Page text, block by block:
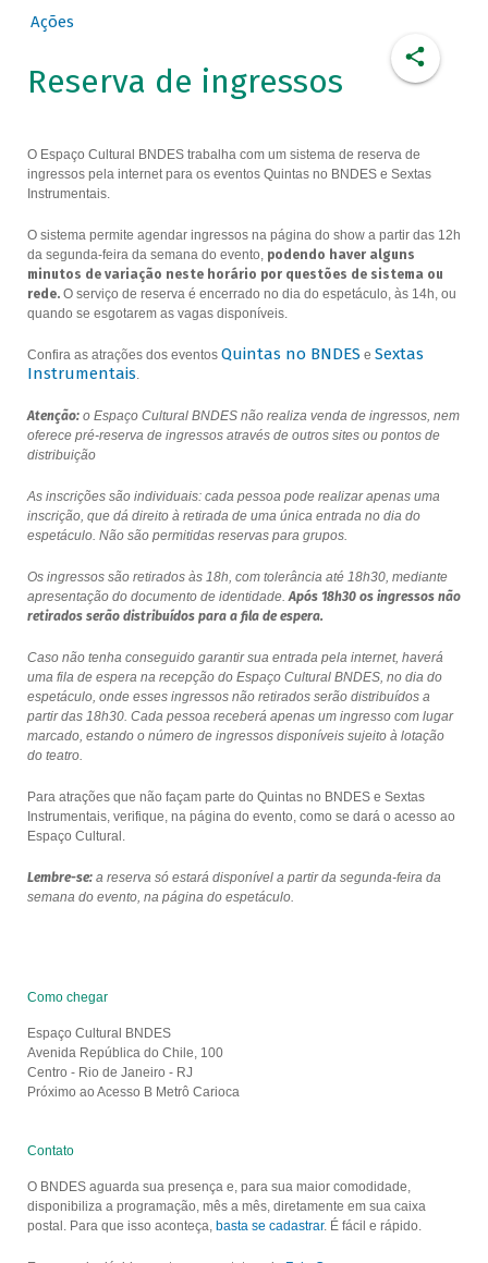
Ações
Reserva de ingressos
O Espaço Cultural BNDES trabalha com um sistema de reserva de
ingressos pela internet para os eventos Quintas no BNDES e Sextas
Instrumentais.
O sistema permite agendar ingressos na página do show a partir das 12h
da segunda-feira da semana do evento, podendo haver alguns
minutos de variação neste horário por questões de sistema ou
rede.O serviço de reserva é encerrado no dia do espetáculo, às 14h, ou
quando se esgotarem as vagas disponíveis.
Confira as atrações dos eventos Quintas no BNDES e Sextas
Instrumentais.
Atenção:o Espaço Cultural BNDES não realiza venda de ingressos, nem
oferece pré-reserva de ingressos através de outros sites ou pontos de
distribuição
As inscrições são individuais: cada pessoa pode realizar apenas uma
inscrição, que dá direito à retirada de uma única entrada no dia do
espetáculo. Não são permitidas reservas para grupos.
Os ingressos são retirados às 18h, com tolerância até 18h30, mediante
apresentação do documento de identidade.Após 18h30 os ingressos não
retirados serão distribuídos para a fila de espera.
Caso não tenha conseguido garantir sua entrada pela internet, haverá
uma fila de espera na recepção do Espaço Cultural BNDES, no dia do
espetáculo, onde esses ingressos não retirados serão distribuídos a
partir das 18h30. Cada pessoa receberá apenas um ingresso com lugar
marcado, estando o número de ingressos disponíveis sujeito à lotação
do teatro.
Para atrações que não façam parte do Quintas no BNDES e Sextas
Instrumentais, verifique, na página do evento, como se dará o acesso ao
Espaço Cultural.
Lembre-se:a reserva só estará disponível a partir da segunda-feira da
semana do evento, na página do espetáculo.
Como chegar
Espaço Cultural BNDES
Avenida República do Chile, 100
Centro - Rio de Janeiro - RJ
Próximo ao Acesso B Metrô Carioca
Contato
O BNDES aguarda sua presença e, para sua maior comodidade,
disponibiliza a programação, mês a mês, diretamente em sua caixa
postal. Para que isso aconteça, basta se cadastrar. É fácil e rápido.